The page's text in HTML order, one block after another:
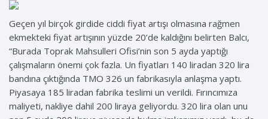
Geçen yıl birçok girdide ciddi fiyat artışı olmasına rağmen
ekmekteki fiyat artışının yüzde 20’de kaldığını belirten Balcı,
“Burada Toprak Mahsulleri Ofisi’nin son 5 ayda yaptığı
çalışmaların önemi çok fazla. Un fiyatları 140 liradan 320 lira
bandına çıktığında TMO 326 un fabrikasıyla anlaşma yaptı.
Piyasaya 185 liradan fabrika teslimi un verildi. Fırıncımıza
maliyeti, nakliye dahil 200 liraya geliyordu. 320 lira olan unu